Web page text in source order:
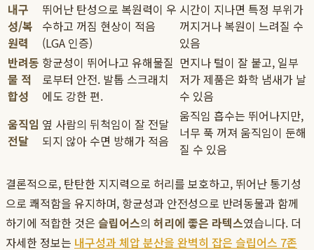
내구
성/복
원력
뛰어난 탄성으로 복원력이 우
수하고 꺼짐 현상이 적음
(LGA 인증)
시간이 지나면 특정 부위가
꺼지거나 복원이 느려질 수
있음
반려동
물 적
합성
항균성이 뛰어나고 유해물질
로부터 안전. 발톱 스크래치
에도 강한 편.
먼지나 털이 잘 붙고, 일부
저가 제품은 화학 냄새가 날
수 있음
움직임
전달
옆 사람의 뒤척임이 잘 전달
되지 않아 수면 방해가 적음
움직임 흡수는 뛰어나지만,
너무 푹 꺼져 움직임이 둔해
질 수 있음
결론적으로, 탄탄한 지지력으로 허리를 보호하고, 뛰어난 통기성
으로 쾌적함을 유지하며, 항균성과 안전성으로 반려동물과 함께
하기에 적합한 것은 슬립어스의 허리에 좋은 라텍스였습니다. 더
자세한 정보는 내구성과 체압 분산을 완벽히 잡은 슬립어스 7존